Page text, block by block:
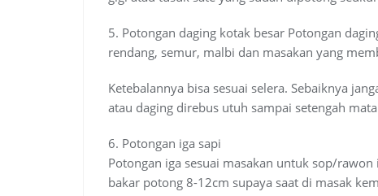
5. Potongan daging kotak besar Potongan
rendang, semur, malbi dan masakan yang
Ketebalannya bisa sesuai selera. Sebaiknya
atau daging direbus utuh sampai setengah
6. Potongan iga sapi
Potongan iga sesuai masakan untuk sop/
bakar potong 8-12cm supaya saat di masak